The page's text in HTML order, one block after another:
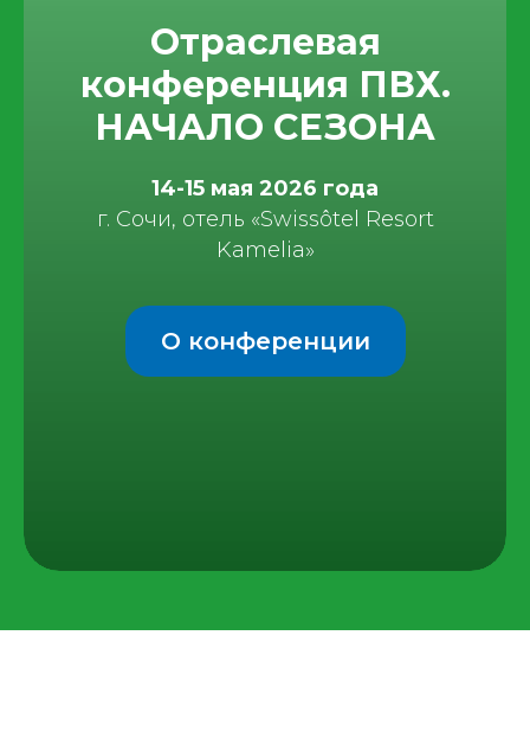
Отраслевая
конференция ПВХ.
НАЧАЛО СЕЗОНА
14-15 мая 2026 года
г. Сочи, отель «Swissôtel Resort
Kamelia»
О конференции